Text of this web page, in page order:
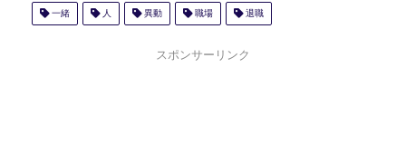
一緒 人 異動 職場 退職
スポンサーリンク